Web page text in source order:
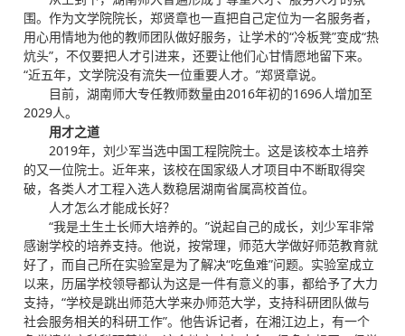
围。作为文学院院长，郑贤章也一直把自己定位为一名服务者，
用心用情地为他的教师团队做好服务，让学术的“冷板凳”变成“热
炕头”，不仅要把人才引进来，还要让他们心甘情愿地留下来。
“近五年，文学院没有流失一位重要人才。”郑贤章说。
目前，湖南师大专任教师数量由2016年初的1696人增加至
2029人。
用才之道
2019年，刘少军当选中国工程院院士。这是该校本土培养
的又一位院士。近年来，该校在国家级人才项目中不断取得突
破，各类人才工程入选人数稳居湖南省属高校首位。
人才怎么才能成长好？
“我是土生土长师大培养的。”说起自己的成长，刘少军非常
感谢学校的培养支持。他说，按常理，师范大学做好师范教育就
好了，而自己所在实验室是为了解决“吃鱼难”问题。实验室成立
以来，历届学校领导都认为这是一件有意义的事，都给予了大力
支持，“学校是跳出师范大学来办师范大学，支持科研团队做与
社会服务相关的科研工作”。他告诉记者，在湘江边上，有一个